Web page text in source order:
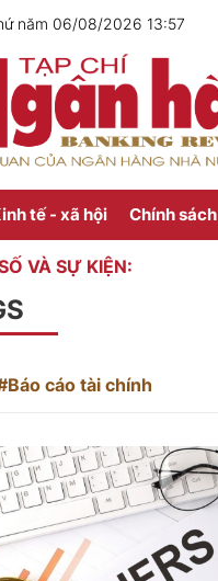
năm 06/08/2026 13:57
tế - xã hội Chính sách
VÀ SỰ KIỆN:
cáo tài chính